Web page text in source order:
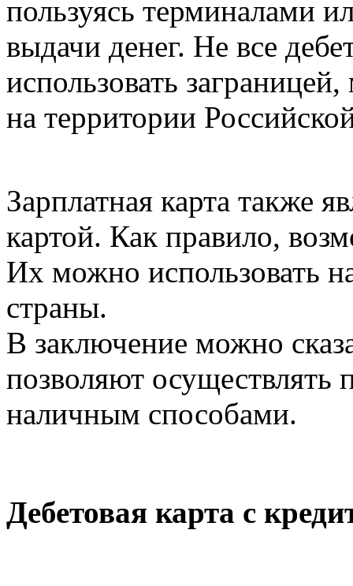
пользуясь терминалами
выдачи денег. Не все
использовать
на территории
Зарплатная карта также
картой. Как правило,
Их можно использовать
страны.
В заключение можно
позволяют осуществлять
наличным способами.
Дебетовая карта с